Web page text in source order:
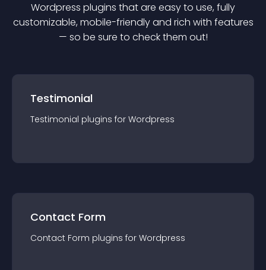
Wordpress plugins that are easy to use, fully
customizable, mobile-friendly and rich with features
— so be sure to check them out!
Testimonial
Testimonial plugins for Wordpress
Contact Form
Contact Form plugins for Wordpress